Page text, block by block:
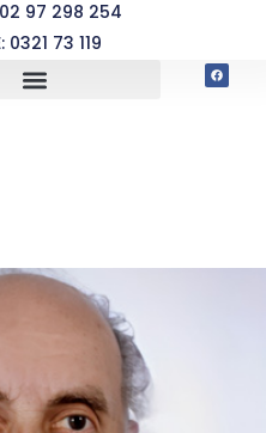
02 97 298 254
0321 73 119